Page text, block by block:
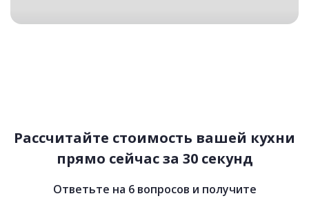
50 109 руб.
Рассчитайте стоимость вашей кухни
прямо сейчас за 30 секунд
Ответьте на 6 вопросов и получите